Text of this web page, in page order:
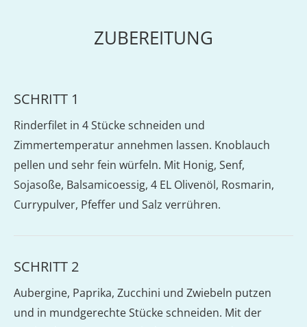
ZUBEREITUNG
SCHRITT 1
Rinderfilet in 4 Stücke schneiden und
Zimmertemperatur annehmen lassen. Knoblauch
pellen und sehr fein würfeln. Mit Honig, Senf,
Sojasoße, Balsamicoessig, 4 EL Olivenöl, Rosmarin,
Currypulver, Pfeffer und Salz verrühren.
SCHRITT 2
Aubergine, Paprika, Zucchini und Zwiebeln putzen
und in mundgerechte Stücke schneiden. Mit der